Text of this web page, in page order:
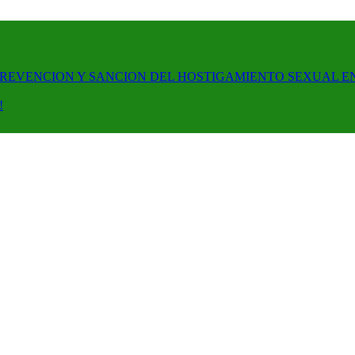
Y SANCION DEL HOSTIGAMIENTO SEXUAL